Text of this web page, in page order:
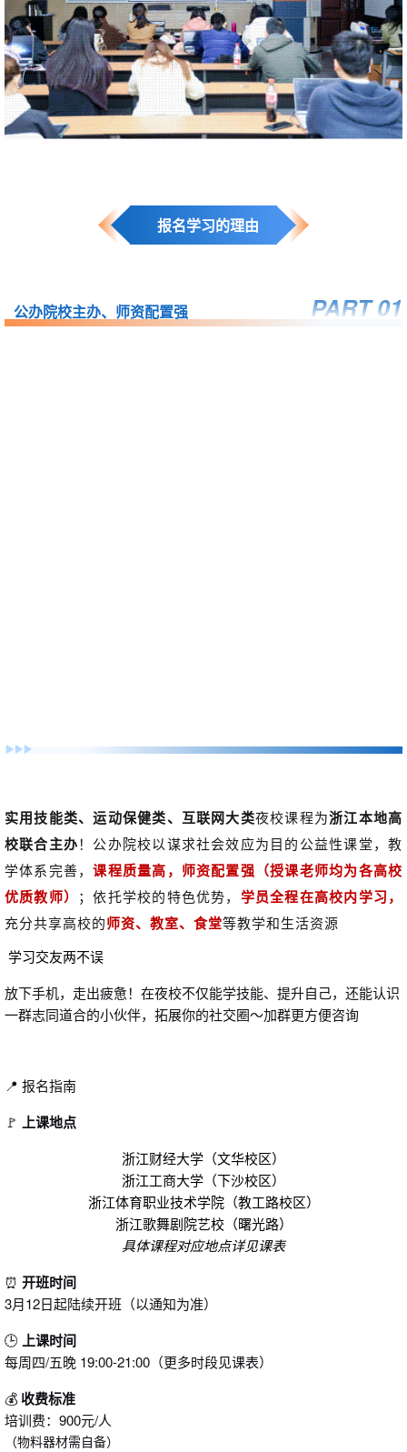
报名学习的理由
公办院校主办、师资配置强 PART 01
实用技能类、运动保健类、互联网大类夜校课程为浙江本地高
校联合主办 ！公办院校以谋求社会效应为目的公益性课堂，教
学体系完善，课程质量高，师资配置强（授课老师均为各高校
优质教师）
；依托学校的特色优势， 学员全程在高校内学习，
充分共享高校的师资、教室、食堂等教学和生活资源
学习交友两不误
放下手机，走出疲惫！在夜校不仅能学技能、提升自己，还能认识
一群志同道合的小伙伴，拓展你的社交圈～加群更方便咨询
📍 报名指南
🚩 上课地点
浙江财经大学（文华校区）
浙江工商大学（下沙校区）
浙江体育职业技术学院（教工路校区）
浙江歌舞剧院艺校（曙光路）
具体课程对应地点详见课表
⏰ 开班时间
3月12日起陆续开班（以通知为准）
🕒上课时间
每周四/五晚 19:00-21:00（更多时段见课表）
💰 收费标准
培训费：900元/人
（物料器材需自备）